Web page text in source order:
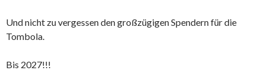
Und nicht zu vergessen den großzügigen Spendern für die
Tombola.
Bis 2027!!!